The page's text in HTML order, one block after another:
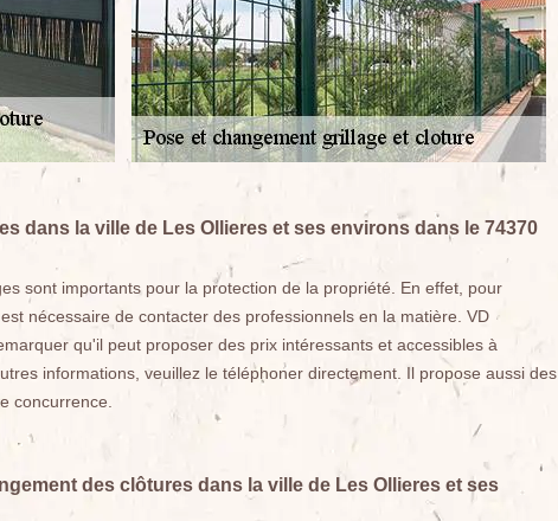
dans la ville de Les Ollieres et ses environs dans le 74370
sont importants pour la protection de la propriété. En effet, pour
nécessaire de contacter des professionnels en la matière. VD
qu'il peut proposer des prix intéressants et accessibles à
informations, veuillez le téléphoner directement. Il propose aussi des
concurrence.
des clôtures dans la ville de Les Ollieres et ses